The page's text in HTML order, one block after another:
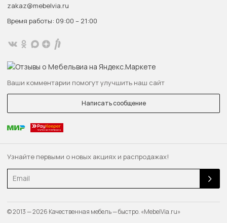
Узнайте первыми о новых акциях и распродажах!
Email
zakaz@mebelvia.ru
Время работы: 09:00 – 21:00
Ваши комментарии помогут улучшить наш сайт
Написать сообщение
© 2013 — 2026 Качественная мебель — быстро. «MebelVia.ru»